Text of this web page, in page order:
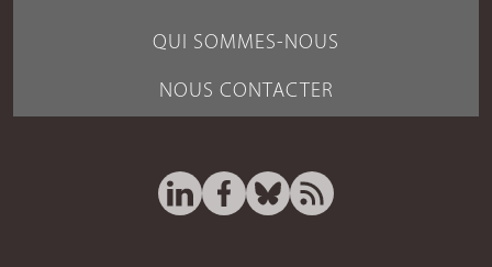
QUI SOMMES-NOUS
NOUS CONTACTER